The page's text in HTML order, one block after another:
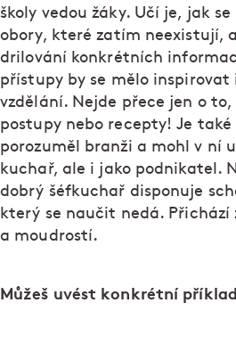
školy vedou žáky. Učí je, jak
obory, které zatím neexistují,
drilování konkrétních
přístupy by se mělo inspirovat
vzdělání. Nejde přece jen o
postupy nebo recepty! Je
porozuměl branži a mohl v ní
kuchař, ale i jako podnikatel.
dobrý šéfkuchař disponuje
který se naučit nedá. Přichází
a moudrostí.
Můžeš uvést konkrétní